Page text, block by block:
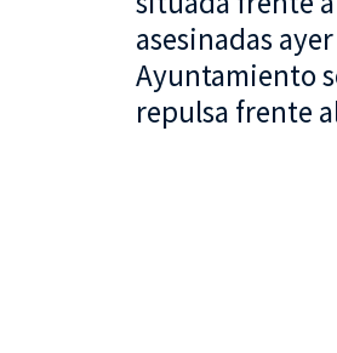
asesinadas
Ayuntamiento
repulsa frente